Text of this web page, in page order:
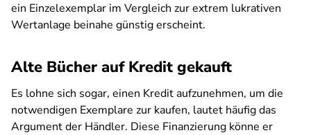
ein Einzelexemplar im Vergleich zur extrem lukrativen
Wertanlage beinahe günstig erscheint.
Alte Bücher auf Kredit gekauft
Es lohne sich sogar, einen Kredit aufzunehmen, um die
notwendigen Exemplare zur kaufen, lautet häufig das
Argument der Händler. Diese Finanzierung könne er